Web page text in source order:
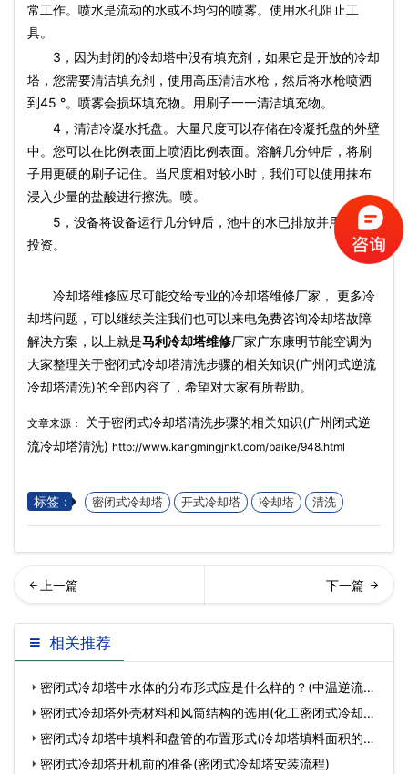
常工作。喷水是流动的水或不均匀的喷雾。使用水孔阻止工
具。
3，因为封闭的冷却塔中没有填充剂，如果它是开放的冷却
塔，您需要清洁填充剂，使用高压清洁水枪，然后将水枪喷洒
到45 °。喷雾会损坏填充物。用刷子一一清洁填充物。
4，清洁冷凝水托盘。大量尺度可以存储在冷凝托盘的外壁
中。您可以在比例表面上喷洒比例表面。溶解几分钟后，将刷
子用更硬的刷子记住。当尺度相对较小时，我们可以使用抹布
浸入少量的盐酸进行擦洗。喷。
5，设备将设备运行几分钟后，池中的水已排放并用于正式
投资。
冷却塔维修应尽可能交给专业的冷却塔维修厂家， 更多冷
却塔问题，可以继续关注我们也可以来电免费咨询冷却塔故障
解决方案，以上就是马利冷却塔维修厂家广东康明节能空调为
大家整理关于密闭式冷却塔清洗步骤的相关知识(广州闭式逆流
冷却塔清洗)的全部内容了，希望对大家有所帮助。
文章来源：
关于密闭式冷却塔清洗步骤的相关知识(广州闭式逆
流冷却塔清洗) http://www.kangmingjnkt.com/baike/948.html
标签： 密闭式冷却塔 开式冷却塔 冷却塔 清洗
州冷却塔循环泵出现故障的
处理办法(冷却塔循环…
东冷却塔厂家解析什么原因
导致了冷却塔内的冷
相关推荐
密闭式冷却塔中水体的分布形式应是什么样的？(中温逆流式
方形密闭式冷却塔外壳材料和风筒结构的选用(化工密闭式冷却塔
定 密闭式冷却塔中填料和盘管的布置形式(冷却塔填料面积的选
择 密闭式冷却塔开机前的准备(密闭式冷却塔安装流程)